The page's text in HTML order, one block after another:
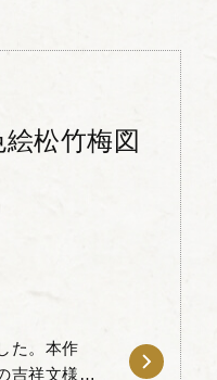
松竹梅図
た。本作
吉祥文様が